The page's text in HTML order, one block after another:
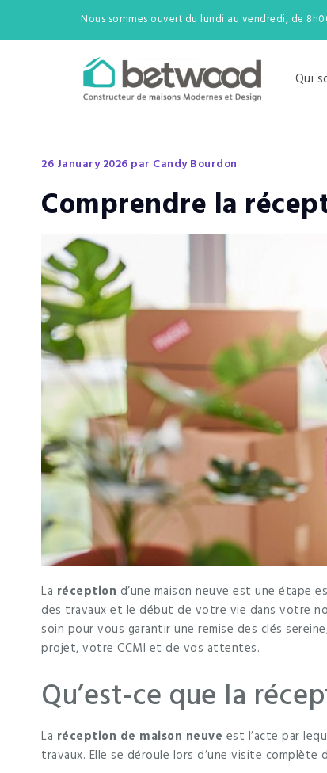
Nous sommes ouvert du lundi au vendredi, de
Qui
26 January 2026 par Candy Bourdon
Comprendre la
La réception d’une maison neuve est une étape
des travaux et le début de votre vie dans votre
soin pour vous garantir une remise des clés
projet, votre CCMI et de vos attentes.
Qu’est-ce que la
La réception de maison neuve est l’acte par
travaux. Elle se déroule lors d’une visite